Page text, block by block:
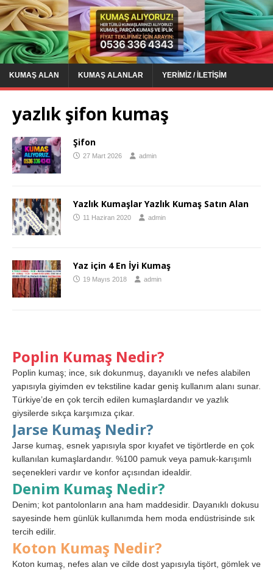
KUMAŞ ALAN KUMAŞ ALANLAR YERIMIZ / İLETIŞIM
yazlık şifon kumaş
Şifon
27 Mart 2026 admin
Yazlık Kumaşlar Yazlık Kumaş Satın Alan
11 Haziran 2020 admin
Yaz için 4 En İyi Kumaş
19 Mayıs 2018 admin
Poplin Kumaş Nedir?
Poplin kumaş; ince, sık dokunmuş, dayanıklı ve nefes alabilen
yapısıyla giyimden ev tekstiline kadar geniş kullanım alanı sunar.
Türkiye’de en çok tercih edilen kumaşlardandır ve yazlık
giysilerde sıkça karşımıza çıkar.
Jarse Kumaş Nedir?
Jarse kumaş, esnek yapısıyla spor kıyafet ve tişörtlerde en çok
kullanılan kumaşlardandır. %100 pamuk veya pamuk-karışımlı
seçenekleri vardır ve konfor açısından idealdir.
Denim Kumaş Nedir?
Denim; kot pantolonların ana ham maddesidir. Dayanıklı dokusu
sayesinde hem günlük kullanımda hem moda endüstrisinde sık
tercih edilir.
Koton Kumaş Nedir?
Koton kumaş, nefes alan ve cilde dost yapısıyla tişört, gömlek ve